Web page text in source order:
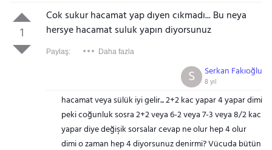
1
Cok sukur hacamat yap dıyen cıkmadı... Bu neya
hersye hacamat suluk yapın diyorsunuz
Paylaş: Daha fazla
Serkan Fakıoğlu
8 yıl
S
hacamat veya sülük iyi gelir... 2+2 kac yapar 4 yapar dimi
peki coğunluk sosra 2+2 veya 6-2 veya 7-3 veya 8/2 kac
yapar diye değişik sorsalar cevap ne olur hep 4 olur
dimi o zaman hep 4 diyorsunuz denirmi? Vücuda bütün